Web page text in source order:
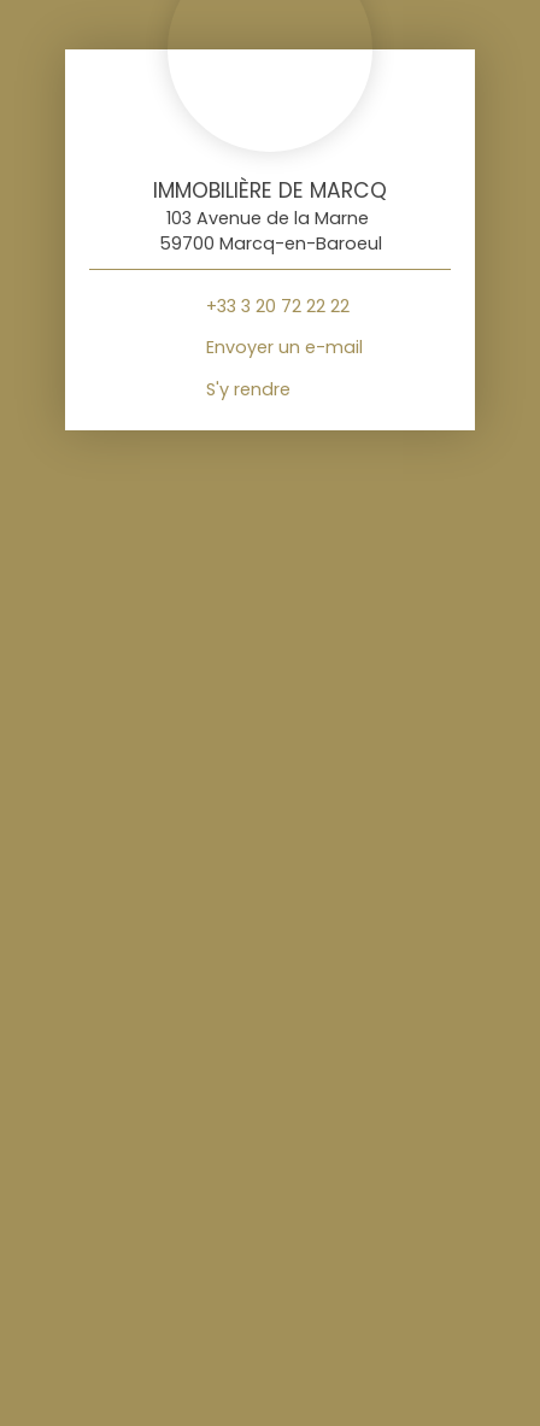
IMMOBILIÈRE DE MARCQ
103 Avenue de la Marne
59700 Marcq-en-Baroeul
+33 3 20 72 22 22
Envoyer un e-mail
S'y rendre